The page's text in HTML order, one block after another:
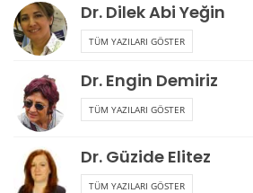
Dr. Dilek Abi Yeğin
TÜM YAZILARI GÖSTER
Dr. Engin Demiriz
TÜM YAZILARI GÖSTER
Dr. Güzide Elitez
TÜM YAZILARI GÖSTER